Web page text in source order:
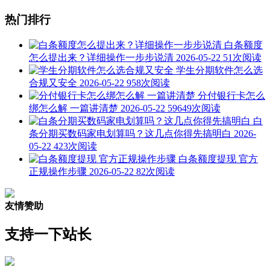
热门排行
白条额度
怎么提出来？详细操作一步步说清 2026-05-22 51次阅读
学生分期软件怎么选
合规又安全 2026-05-22 958次阅读
分付银行卡怎么
绑怎么解 一篇讲清楚 2026-05-22 59649次阅读
白
条分期买数码家电划算吗？这几点你得先搞明白 2026-
05-22 423次阅读
白条额度提现 官方
正规操作步骤 2026-05-22 82次阅读
友情赞助
支持一下站长